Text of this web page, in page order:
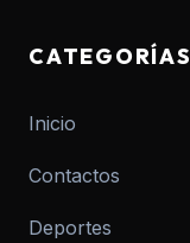
CATEGORÍAS
Inicio
Contactos
Deportes